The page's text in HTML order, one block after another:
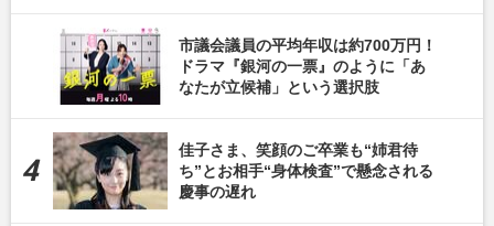
市議会議員の平均年収は約700万円！
ドラマ『銀河の一票』のように「あ
なたが立候補」という選択肢
佳子さま、笑顔のご卒業も“姉君待
ち”とお相手“身体検査”で懸念される
慶事の遅れ